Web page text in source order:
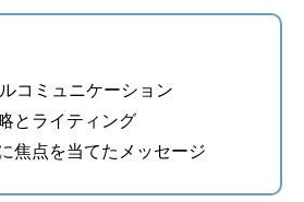
コミュニケーション
とライティング
焦点を当てたメッセージ